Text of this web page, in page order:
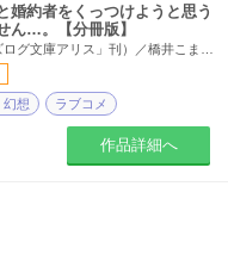
婚約者をくっつけようと思う
ん…。【分冊版】
アリス」刊）／橋井こま／アオイ冬子
幻想 ラブコメ
作品詳細へ